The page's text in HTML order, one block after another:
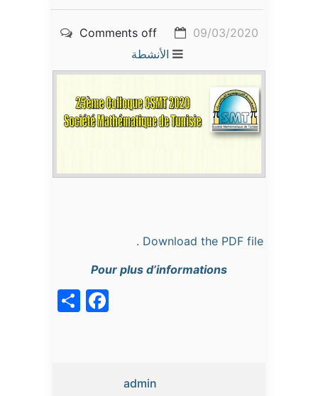
09/03/2020
Comments off
الأنشطة
Download the PDF file .
Pour plus d’informations
admin